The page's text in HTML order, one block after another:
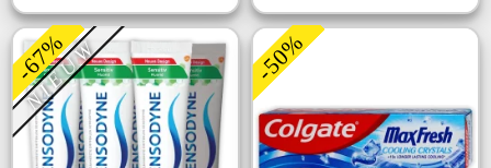
-67%
NIEUW -50%